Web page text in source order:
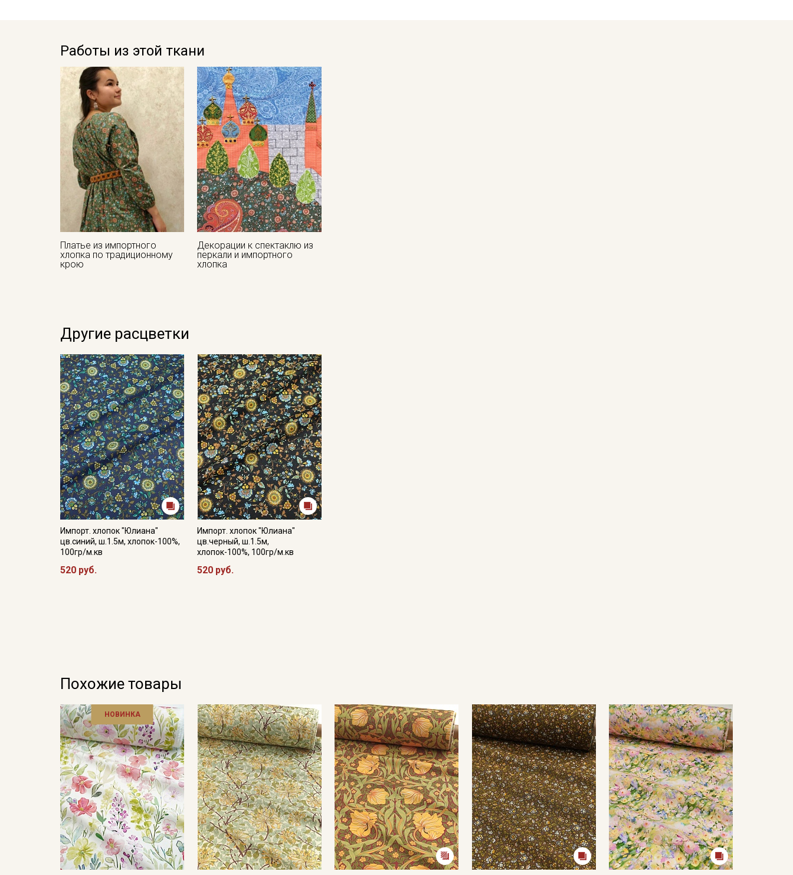
Работы из этой ткани
Платье из импортного
хлопка по традиционному
крою
Декорации к спектаклю из
перкали и импортного
хлопка
Другие расцветки
Импорт. хлопок "Юлиана"
цв.синий, ш.1.5м, хлопок-100%,
100гр/м.кв
520 руб.
Импорт. хлопок "Юлиана"
цв.черный, ш.1.5м,
хлопок-100%, 100гр/м.кв
520 руб.
Похожие товары
НОВИНКА
Секретная рассылка от
Мы публикуем здесь дополнительные
промокоды и скидки до 30% на узкие
Электронная почта